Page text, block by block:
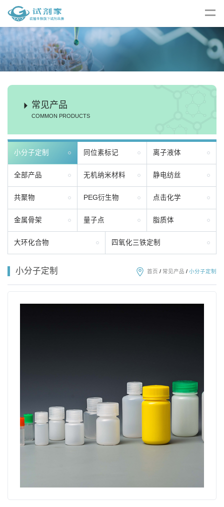
常见产品
COMMON PRODUCTS
小分子定制 同位素标记 离子液体
全部产品 无机纳米材料 静电纺丝
共聚物 PEG衍生物 点击化学
金属骨架 量子点 脂质体
大环化合物 四氧化三铁定制
小分子定制 首页 / 常见产品 / 小分子定制